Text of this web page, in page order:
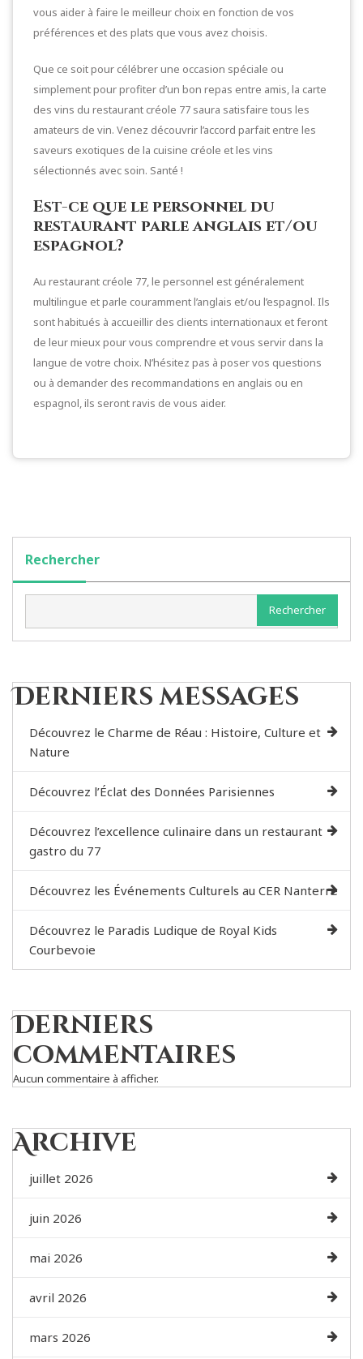
vous aider à faire le meilleur choix en fonction de vos
préférences et des plats que vous avez choisis.
Que ce soit pour célébrer une occasion spéciale ou
simplement pour profiter d’un bon repas entre amis, la carte
des vins du restaurant créole 77 saura satisfaire tous les
amateurs de vin. Venez découvrir l’accord parfait entre les
saveurs exotiques de la cuisine créole et les vins
sélectionnés avec soin. Santé !
Est-ce que le personnel du
restaurant parle anglais et/ou
espagnol?
Au restaurant créole 77, le personnel est généralement
multilingue et parle couramment l’anglais et/ou l’espagnol. Ils
sont habitués à accueillir des clients internationaux et feront
de leur mieux pour vous comprendre et vous servir dans la
langue de votre choix. N’hésitez pas à poser vos questions
ou à demander des recommandations en anglais ou en
espagnol, ils seront ravis de vous aider.
Rechercher
Rechercher
Derniers messages
Découvrez le Charme de Réau : Histoire, Culture et
Nature
Découvrez l’Éclat des Données Parisiennes
Découvrez l’excellence culinaire dans un restaurant
gastro du 77
Découvrez les Événements Culturels au CER Nanterre
Découvrez le Paradis Ludique de Royal Kids
Courbevoie
Derniers
commentaires
Aucun commentaire à afficher.
Archive
juillet 2026
juin 2026
mai 2026
avril 2026
mars 2026